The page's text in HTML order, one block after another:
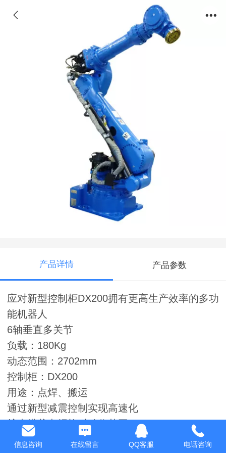
MPL80六轴焊接机器人
产品详情 产品参数
应对新型控制柜DX200拥有更高生产效率的多功
能机器人
6轴垂直多关节
负载：180Kg
动态范围：2702mm
控制柜：DX200
用途：点焊、搬运
通过新型减震控制实现高速化
扩大搭载点焊枪时动作范围
机器人小型化，细长化实现高密度配置
信息咨询 在线留言 QQ客服 电话咨询